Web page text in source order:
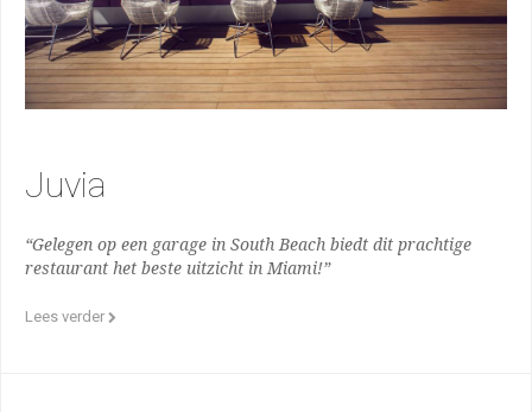
Juvia
“Gelegen op een garage in South Beach biedt dit prachtige
restaurant het beste uitzicht in Miami!”
Lees verder